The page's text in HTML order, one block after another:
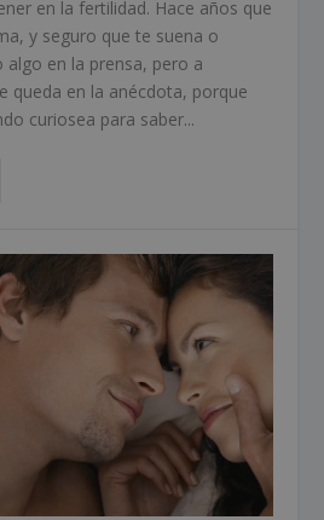
en la fertilidad. Hace años que
y seguro que te suena o
algo en la prensa, pero a
queda en la anécdota, porque
curiosea para saber...